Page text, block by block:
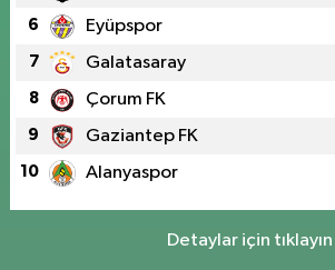
6 Eyüpspor
7 Galatasaray
8 Çorum FK
9 Gaziantep FK
10 Alanyaspor
Detaylar için tıklayın